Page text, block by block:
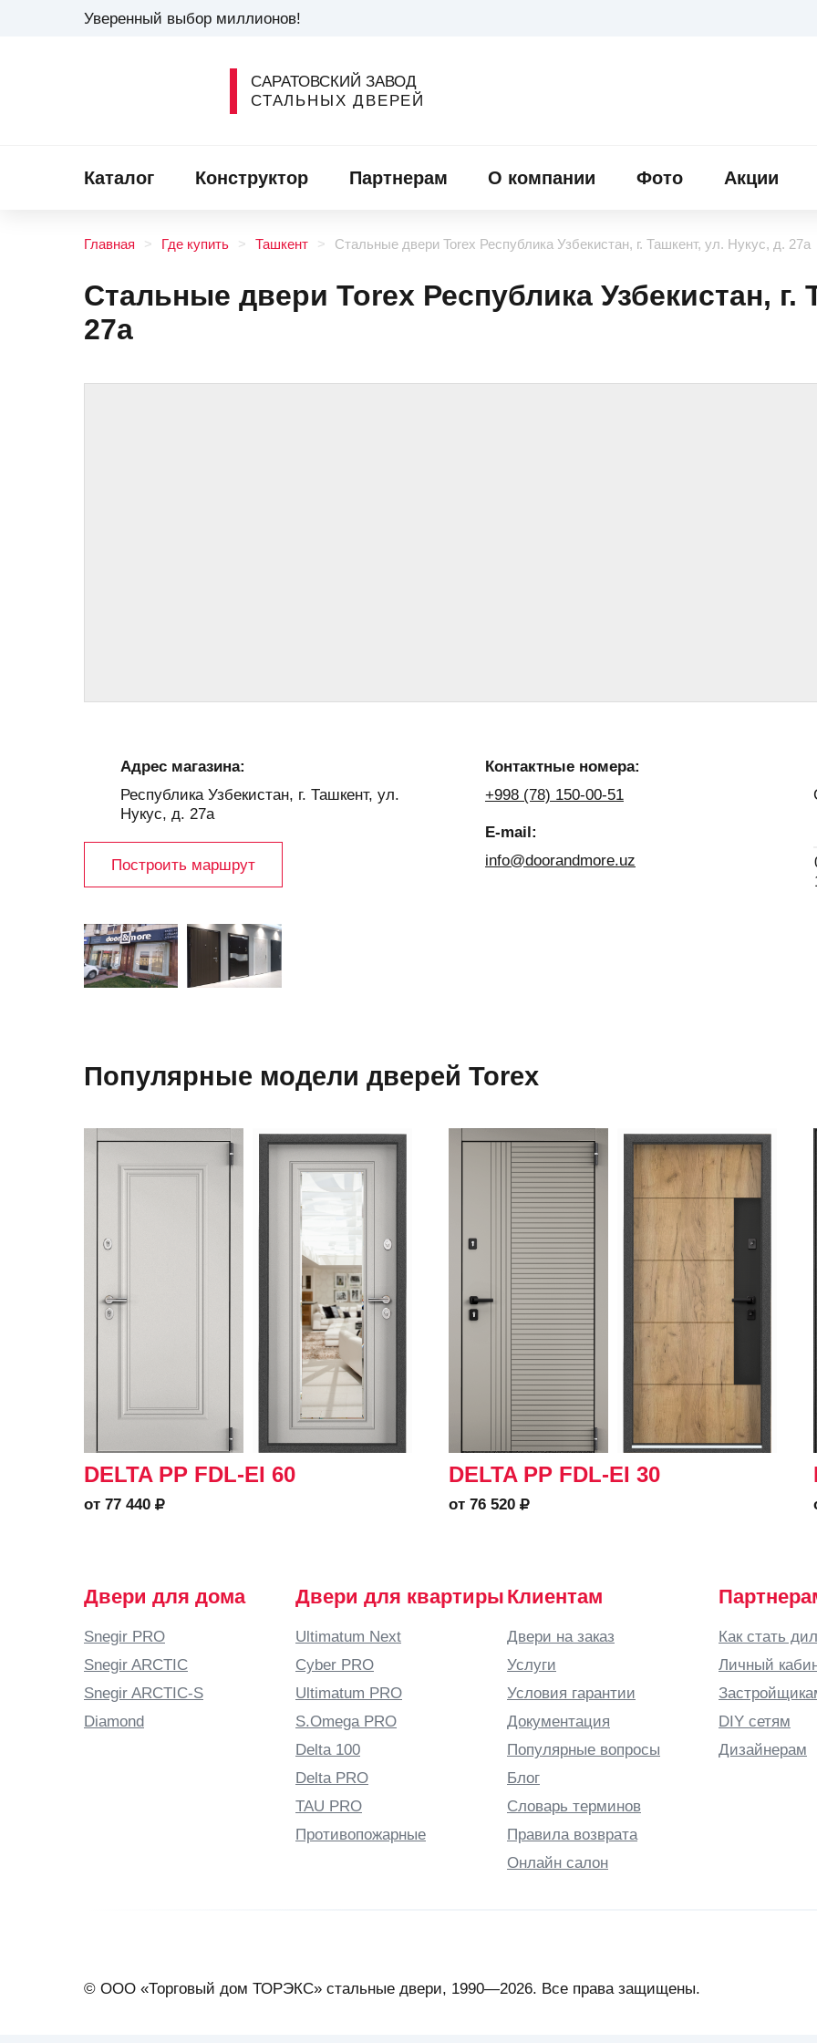
Уверенный выбор миллионов!
САРАТОВСКИЙ ЗАВОД
СТАЛЬНЫХ ДВЕРЕЙ
Каталог Конструктор Партнерам О компании Фото Акции
Главная Где купить Ташкент Стальные двери Torex Республика Узбекистан, г. Ташкент, ул. Нукус, д. 27а
Стальные двери Torex Республика Узбекистан, г.
27а
Адрес магазина:
Республика Узбекистан, г. Ташкент, ул.
Нукус, д. 27а
Построить маршрут
Контактные номера:
+998 (78) 150-00-51
E-mail:
info@doorandmore.uz
Популярные модели дверей Torex
DELTA PP FDL-EI 60
от 77 440
DELTA PP FDL-EI 30
от 76 520
Двери для дома
Snegir PRO
Snegir ARCTIC
Snegir ARCTIC-S
Diamond
Двери для квартиры
Ultimatum Next
Cyber PRO
Ultimatum PRO
S.Omega PRO
Delta 100
Delta PRO
TAU PRO
Противопожарные
Клиентам
Двери на заказ
Услуги
Условия гарантии
Документация
Популярные вопросы
Блог
Словарь терминов
Правила возврата
Онлайн салон
Как стать
Личный
DIY сетям
Дизайнерам
© ООО «Торговый дом ТОРЭКС» стальные двери, 1990—2026. Все права защищены.